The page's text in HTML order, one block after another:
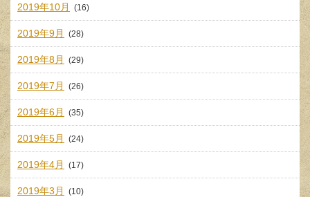
2019年10月 (16)
2019年9月 (28)
2019年8月 (29)
2019年7月 (26)
2019年6月 (35)
2019年5月 (24)
2019年4月 (17)
2019年3月 (10)